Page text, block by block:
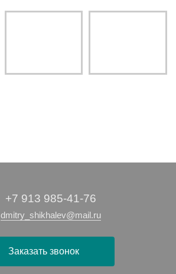
+7 913 985-41-76
dmitry_shikhalev@mail.ru
Заказать звонок